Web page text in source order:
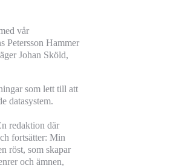
vår
Petersson Hammer
Johan Sköld,
som lett till att
datasystem.
redaktion där
fortsätter: Min
röst, som skapar
och ämnen,